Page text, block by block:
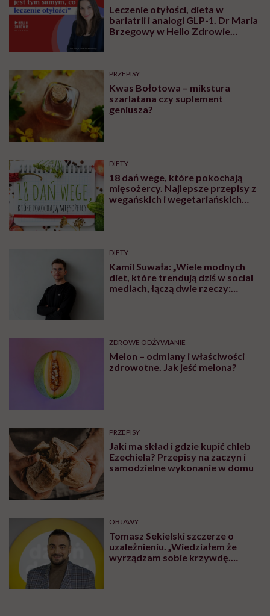
Leczenie otyłości, dieta w
bariatrii i analogi GLP-1. Dr Maria
Brzegowy w Hello Zdrowie
PRZEPISY
Kwas Bołotowa – mikstura
szarlatana czy suplement
geniusza?
DIETY
18 dań wege, które pokochają
mięsożercy. Najlepsze przepisy z
wegańskich i wegetariańskich
DIETY
Kamil Suwała: „Wiele modnych
diet, które trendują dziś w social
mediach, łączą dwie rzeczy:
ZDROWE ODŻYWIANIE
Melon – odmiany i właściwości
zdrowotne. Jak jeść melona?
PRZEPISY
Jaki ma skład i gdzie kupić chleb
Ezechiela? Przepisy na zaczyn i
samodzielne wykonanie w domu
OBJAWY
Tomasz Sekielski szczerze o
uzależnieniu. „Wiedziałem że
wyrządzam sobie krzywdę.